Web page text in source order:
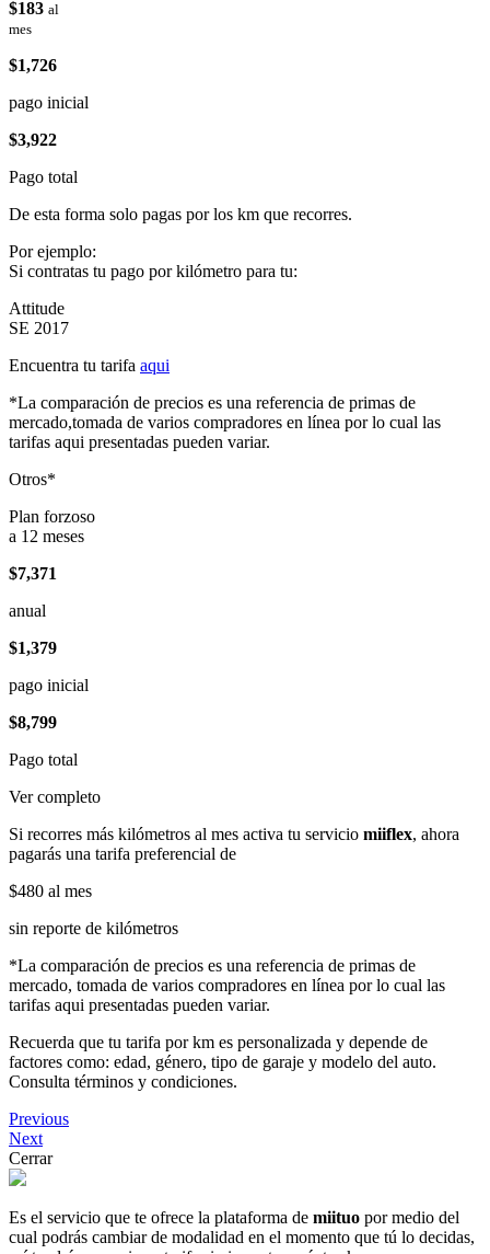
$183 al
mes
$1,726
pago inicial
$3,922
Pago total
De esta forma solo pagas por los km que recorres.
Por ejemplo:
Si contratas tu pago por kilómetro para tu:
Attitude
SE 2017
Encuentra tu tarifa aqui
*La comparación de precios es una referencia de primas de
mercado,tomada de varios compradores en línea por lo cual las
tarifas aqui presentadas pueden variar.
Otros*
Plan forzoso
a 12 meses
$7,371
anual
$1,379
pago inicial
$8,799
Pago total
Ver completo
Si recorres más kilómetros al mes activa tu servicio miiflex, ahora
pagarás una tarifa preferencial de
$480 al mes
sin reporte de kilómetros
*La comparación de precios es una referencia de primas de
mercado, tomada de varios compradores en línea por lo cual las
tarifas aqui presentadas pueden variar.
Recuerda que tu tarifa por km es personalizada y depende de
factores como: edad, género, tipo de garaje y modelo del auto.
Consulta términos y condiciones.
Previous
Next
Cerrar
Es el servicio que te ofrece la plataforma de miituo por medio del
cual podrás cambiar de modalidad en el momento que tú lo decidas,